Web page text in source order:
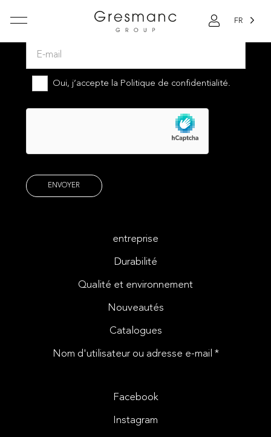
FR
Abonnez-vous à notre newsletter
Oui, j’accepte la Politique de confidentialité.
entreprise
Durabilité
Qualité et environnement
Nouveautés
Catalogues
Nom d'utilisateur ou adresse e-mail *
Facebook
Instagram